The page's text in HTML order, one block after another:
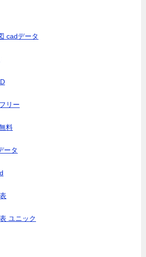
cadデータ
リー
料
ータ
ユニック